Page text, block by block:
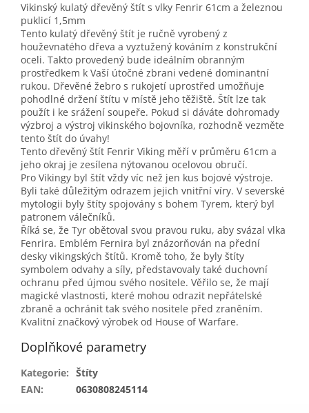
Vikinský kulatý dřevěný štít s vlky Fenrir 61cm a železnou
puklicí 1,5mm
Tento kulatý dřevěný štít je ručně vyrobený z
houževnatého dřeva a vyztužený kováním z konstrukční
oceli. Takto provedený bude ideálním obranným
prostředkem k Vaší útočné zbrani vedené dominantní
rukou. Dřevěné žebro s rukojetí uprostřed umožňuje
pohodlné držení štítu v místě jeho těžiště. Štít lze tak
použít i ke srážení soupeře. Pokud si dáváte dohromady
výzbroj a výstroj vikinského bojovníka, rozhodně vezměte
tento štít do úvahy!
Tento dřevěný štít Fenrir Viking měří v průměru 61cm a
jeho okraj je zesílena nýtovanou ocelovou obručí.
Pro Vikingy byl štít vždy víc než jen kus bojové výstroje.
Byli také důležitým odrazem jejich vnitřní víry. V severské
mytologii byly štíty spojovány s bohem Tyrem, který byl
patronem válečníků.
Říká se, že Tyr obětoval svou pravou ruku, aby svázal vlka
Fenrira. Emblém Fernira byl znázorňován na přední
desky vikingských štítů. Kromě toho, že byly štíty
symbolem odvahy a síly, představovaly také duchovní
ochranu před újmou svého nositele. Věřilo se, že mají
magické vlastnosti, které mohou odrazit nepřátelské
zbraně a ochránit tak svého nositele před zraněním.
Kvalitní značkový výrobek od House of Warfare.
Doplňkové parametry
Kategorie: Štíty
EAN: 0630808245114